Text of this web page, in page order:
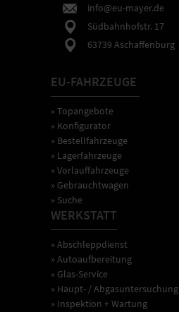
info@eu-mayer.de
Südbahnhofstr. 17
63739 Aschaffenburg
EU-FAHRZEUGE
» Topangebote
» Konfigurator
» Bestellfahrzeuge
» Lagerfahrzeuge
» Vorlauffahrzeuge
» Gebrauchtwagen
» Suche
WERKSTATT
» Abschleppdienst
» Autoaufbereitung
» Glas-Service
» Haupt- / Abgasuntersuchung
» Inspektion + Wartung